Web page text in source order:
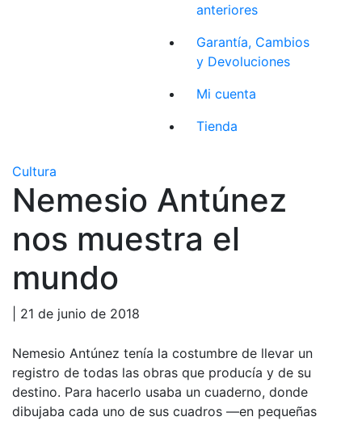
anteriores
Garantía, Cambios
y Devoluciones
Mi cuenta
Tienda
Cultura
Nemesio Antúnez
nos muestra el
mundo
| 21 de junio de 2018
Nemesio Antúnez tenía la costumbre de llevar un
registro de todas las obras que producía y de su
destino. Para hacerlo usaba un cuaderno, donde
dibujaba cada uno de sus cuadros —en pequeñas